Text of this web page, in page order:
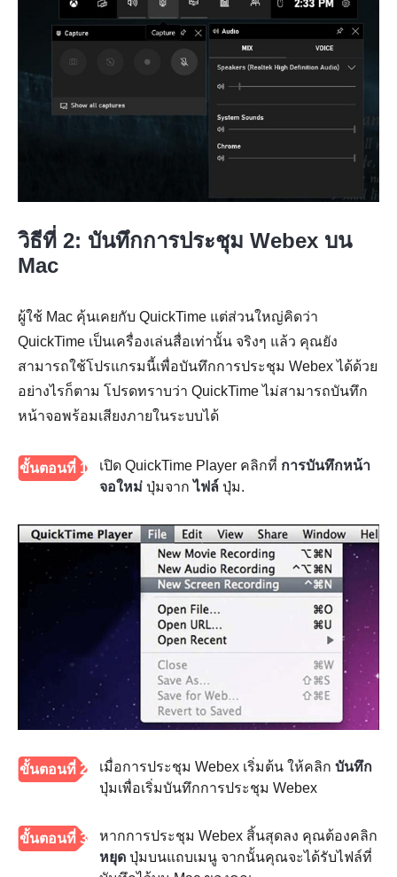
วิธีที่ 2: บันทึกการประชุม Webex บน
Mac
ผู้ใช้ Mac คุ้นเคยกับ QuickTime แต่ส่วนใหญ่คิดว่า
QuickTime เป็นเครื่องเล่นสื่อเท่านั้น จริงๆ แล้ว คุณยัง
สามารถใช้โปรแกรมนี้เพื่อบันทึกการประชุม Webex ได้ด้วย
อย่างไรก็ตาม โปรดทราบว่า QuickTime ไม่สามารถบันทึก
หน้าจอพร้อมเสียงภายในระบบได้
ขั้นตอนที่ 1 เปิด QuickTime Player คลิกที่ การบันทึกหน้า
จอใหม่ ปุ่มจากไฟล์ ปุ่ม.
ขั้นตอนที่ 2 เมื่อการประชุม Webex เริ่มต้น ให้คลิก บันทึก
ปุ่มเพื่อเริ่มบันทึกการประชุม Webex
ขั้นตอนที่ 3
หากการประชุม Webex สิ้นสุดลง คุณต้องคลิก
หยุด ปุ่มบนแถบเมนู จากนั้นคุณจะได้รับไฟล์ที่